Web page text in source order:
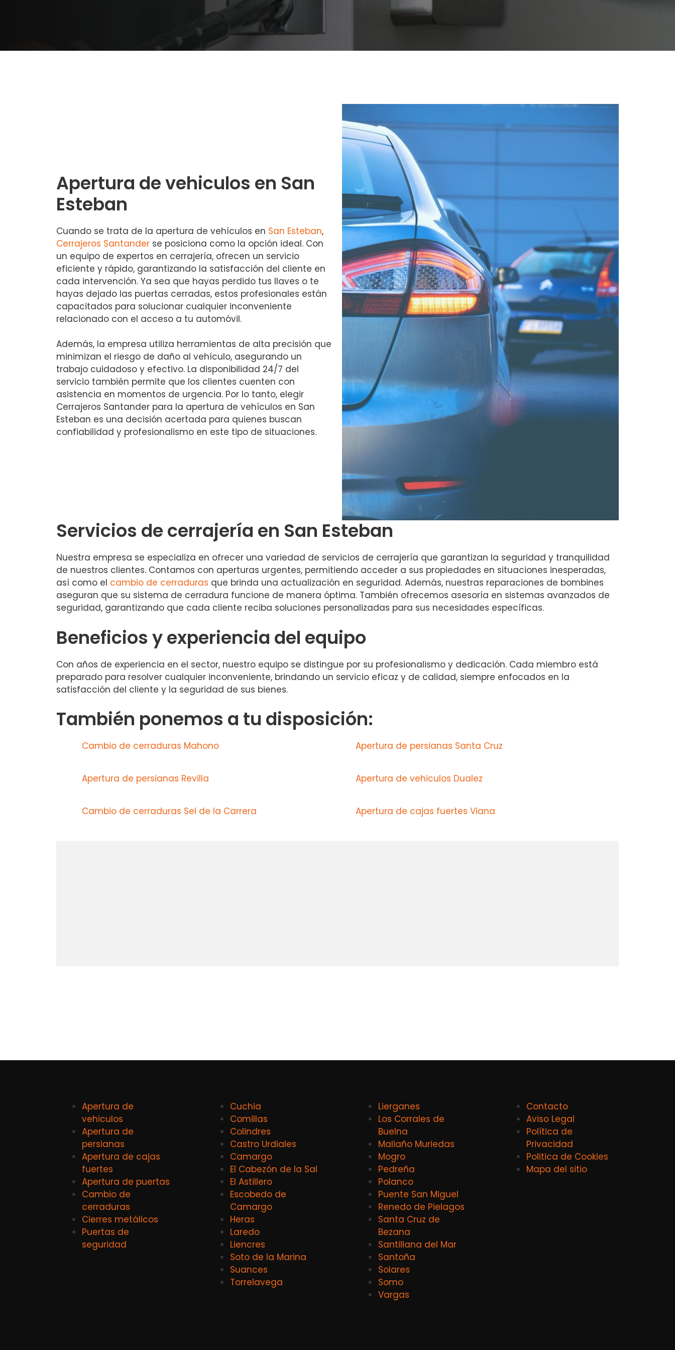
Apertura de vehiculos en San
Esteban
Cuando se trata de la apertura de vehículos en San Esteban,
Cerrajeros Santander se posiciona como la opción ideal. Con
un equipo de expertos en cerrajería, ofrecen un servicio
eficiente y rápido, garantizando la satisfacción del cliente en
cada intervención. Ya sea que hayas perdido tus llaves o te
hayas dejado las puertas cerradas, estos profesionales están
capacitados para solucionar cualquier inconveniente
relacionado con el acceso a tu automóvil.
Además, la empresa utiliza herramientas de alta precisión que
minimizan el riesgo de daño al vehículo, asegurando un
trabajo cuidadoso y efectivo. La disponibilidad 24/7 del
servicio también permite que los clientes cuenten con
asistencia en momentos de urgencia. Por lo tanto, elegir
Cerrajeros Santander para la apertura de vehículos en San
Esteban es una decisión acertada para quienes buscan
confiabilidad y profesionalismo en este tipo de situaciones.
Servicios de cerrajería en San Esteban
Nuestra empresa se especializa en ofrecer una variedad de servicios de cerrajería que garantizan la seguridad y tranquilidad
de nuestros clientes. Contamos con aperturas urgentes, permitiendo acceder a sus propiedades en situaciones inesperadas,
así como el cambio de cerraduras que brinda una actualización en seguridad. Además, nuestras reparaciones de bombines
aseguran que su sistema de cerradura funcione de manera óptima. También ofrecemos asesoría en sistemas avanzados de
seguridad, garantizando que cada cliente reciba soluciones personalizadas para sus necesidades específicas.
Beneficios y experiencia del equipo
Con años de experiencia en el sector, nuestro equipo se distingue por su profesionalismo y dedicación. Cada miembro está
preparado para resolver cualquier inconveniente, brindando un servicio eficaz y de calidad, siempre enfocados en la
satisfacción del cliente y la seguridad de sus bienes.
También ponemos a tu disposición:
Cambio de cerraduras Mahono Apertura de persianas Santa Cruz
Apertura de persianas Revilla Apertura de vehiculos Dualez
Cambio de cerraduras Sel de la Carrera Apertura de cajas fuertes Viana
Apertura de
vehiculos
Apertura de
persianas
Apertura de cajas
fuertes
Apertura de puertas
Cambio de
cerraduras
Cierres metálicos
Puertas de
seguridad
Cuchia
Comillas
Colindres
Castro Urdiales
Camargo
El Cabezón de la Sal
El Astillero
Escobedo de
Camargo
Heras
Laredo
Liencres
Soto de la Marina
Suances
Torrelavega
Lierganes
Los Corrales de
Buelna
Maliaño Muriedas
Mogro
Pedreña
Polanco
Puente San Miguel
Renedo de Pielagos
Santa Cruz de
Bezana
Santillana del Mar
Santoña
Solares
Somo
Vargas
Contacto
Aviso Legal
Política de
Privacidad
Politica de Cookies
Mapa del sitio